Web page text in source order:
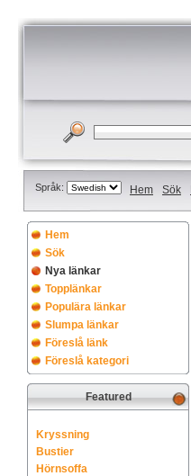
Språk: Hem Sök
Hem
Sök
Nya länkar
Topplänkar
Populära länkar
Slumpa länkar
Föreslå länk
Föreslå kategori
Featured
Kryssning
Bustier
Hörnsoffa